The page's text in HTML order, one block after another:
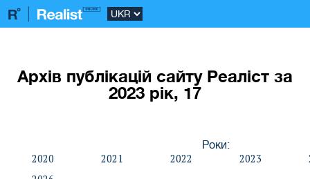
Архів публікацій сайту Реаліст за
2023 рік, 17
Роки:
2020 2021 2022 2023